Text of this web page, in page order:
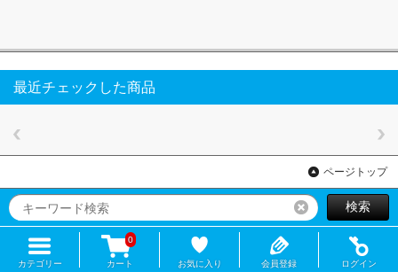
最近チェックした商品
ページトップ
リセット検索
カテゴリー カート
0
お気に入り 会員登録 ログイン